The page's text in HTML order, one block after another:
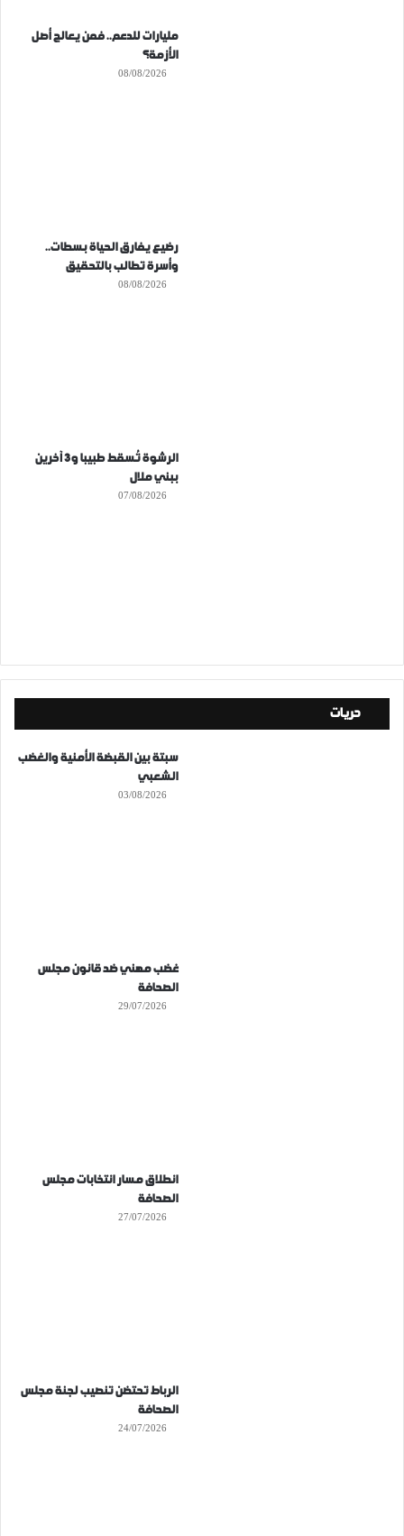
مليارات للدعم.. فمن يعالج أصل
الأزمة؟
08/08/2026
رضيع يفارق الحياة بسطات..
وأسرة تطالب بالتحقيق
08/08/2026
الرشوة تُسقط طبيبا و3 آخرين
ببني ملال
07/08/2026
حريات
سبتة بين القبضة الأمنية والغضب
الشعبي
03/08/2026
غضب مهني ضد قانون مجلس
الصحافة
29/07/2026
انطلاق مسار انتخابات مجلس
الصحافة
27/07/2026
الرباط تحتضن تنصيب لجنة مجلس
الصحافة
24/07/2026